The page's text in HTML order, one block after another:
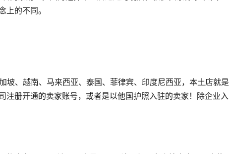
的不同。
、越南、马来西亚、泰国、菲律宾、印度尼西亚，本土店就是
注册开通的卖家账号，或者是以他国护照入驻的卖家！除企业入